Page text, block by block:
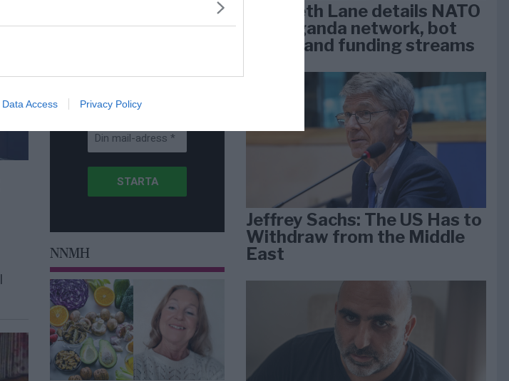
Data Access Privacy Policy
nyhets-mail
NNMH
Elizabeth Lane details NATO
propaganda network, bot
farms, and funding streams
Jeffrey Sachs: The US Has to
Withdraw from the Middle
East